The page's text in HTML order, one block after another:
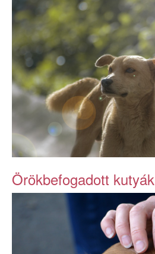
Örökbefogadott kutyák